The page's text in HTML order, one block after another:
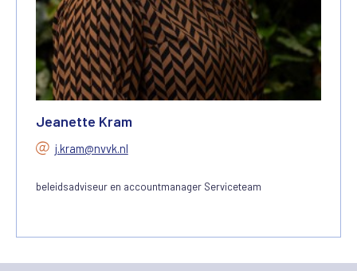
Jeanette Kram
j.kram@nvvk.nl
beleidsadviseur en accountmanager Serviceteam